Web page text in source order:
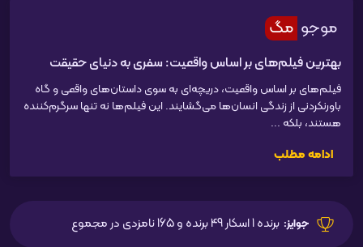
موجو مگ
بهترین فیلم‌های بر اساس واقعیت: سفری به دنیای حقیقت
فیلم‌های بر اساس واقعیت، دریچه‌ای به سوی داستان‌های واقعی و گاه
باورنکردنی از زندگی انسان‌ها می‌گشایند. این فیلم‌ها نه تنها سرگرم‌کننده
هستند، بلکه ...
ادامه مطلب
جوایز: برنده 1 اسکار 49 برنده و 165 نامزدی در مجموع